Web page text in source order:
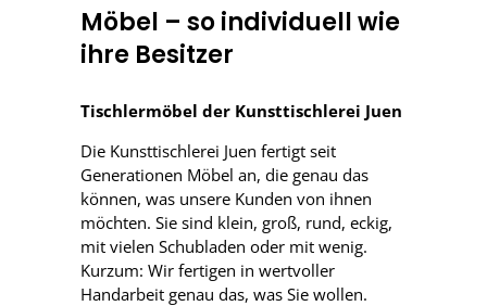
Möbel – so individuell wie
ihre Besitzer
Tischlermöbel der Kunsttischlerei Juen
Die Kunsttischlerei Juen fertigt seit
Generationen Möbel an, die genau das
können, was unsere Kunden von ihnen
möchten. Sie sind klein, groß, rund, eckig,
mit vielen Schubladen oder mit wenig.
Kurzum: Wir fertigen in wertvoller
Handarbeit genau das, was Sie wollen.